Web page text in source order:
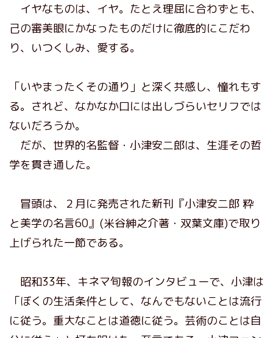
イヤなものは、イヤ。たとえ理屈に合わずとも、
己の審美眼にかなったものだけに徹底的にこだわ
り、いつくしみ、愛する。
「いやまったくその通り」と深く共感し、憧れもす
る。されど、なかなか口には出しづらいセリフでは
ないだろうか。
だが、世界的名監督・小津安二郎は、生涯その哲
学を貫き通した。
冒頭は、２月に発売された新刊『小津安二郎 粋
と美学の名言60』(米谷紳之介著・双葉文庫)で取り
上げられた一節である。
昭和33年、キネマ旬報のインタビューで、小津は
「ぼくの生活条件として、なんでもないことは流行
に従う。重大なことは道徳に従う。芸術のことは自